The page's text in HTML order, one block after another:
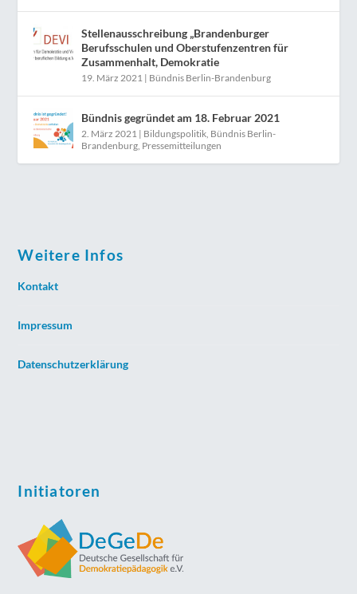
Stellenausschreibung „Brandenburger
Berufsschulen und Oberstufenzentren für
Zusammenhalt, Demokratie
19. März 2021 | Bündnis Berlin-Brandenburg
Bündnis gegründet am 18. Februar 2021
2. März 2021 | Bildungspolitik Bündnis Berlin-
Brandenburg Pressemitteilungen
Weitere Infos
Kontakt
Impressum
Datenschutzerklärung
Initiatoren